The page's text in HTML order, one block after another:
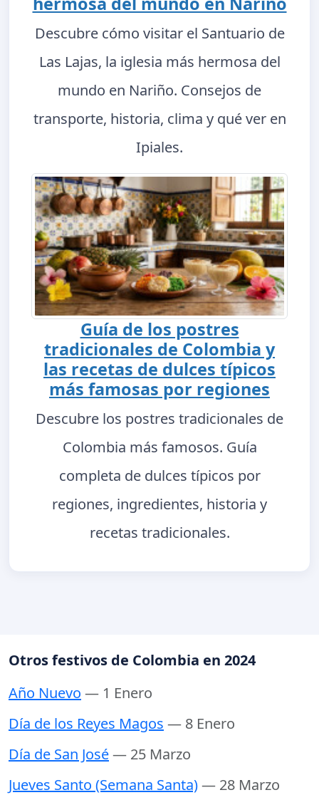
Descubre cómo visitar el Santuario de
Las Lajas, la iglesia más hermosa del
mundo en Nariño. Consejos de
transporte, historia, clima y qué ver en
Ipiales.
Guía de los postres
tradicionales de Colombia y
las recetas de dulces típicos
más famosas por regiones
Descubre los postres tradicionales de
Colombia más famosos. Guía
completa de dulces típicos por
regiones, ingredientes, historia y
recetas tradicionales.
Otros festivos de Colombia en 2024
Año Nuevo — 1 Enero
Día de los Reyes Magos — 8 Enero
Día de San José— 25 Marzo
Jueves Santo (Semana Santa)— 28 Marzo